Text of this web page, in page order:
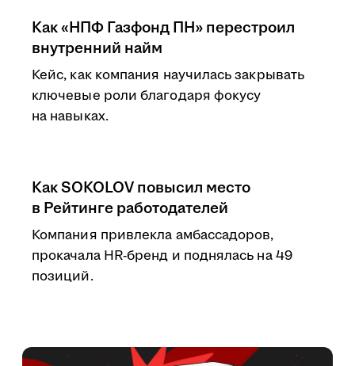
Как «НПФ Газфонд ПН» перестроил
внутренний найм
Кейс, как компания научилась закрывать
ключевые роли благодаря фокусу
на навыках.
Как SOKOLOV повысил место
в Рейтинге работодателей
Компания привлекла амбассадоров,
прокачала HR-бренд и поднялась на 49
позиций.